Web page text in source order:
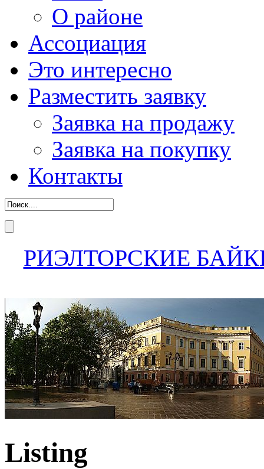
О районе
Ассоциация
Это интересно
Разместить заявку
Заявка на продажу
Заявка на покупку
Контакты
РИЭЛТОРСКИЕ
Listing